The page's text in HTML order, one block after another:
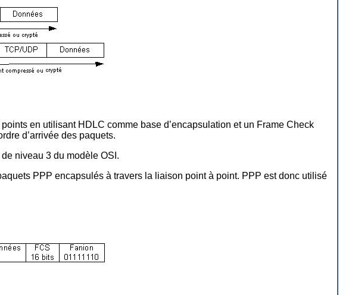
en utilisant HDLC comme base d’encapsulation et un Frame Check
d’arrivée des paquets.
niveau 3 du modèle OSI.
PPP encapsulés à travers la liaison point à point. PPP est donc utilisé